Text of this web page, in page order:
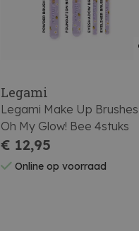
Legami
Legami Make Up Brushes
Oh My Glow! Bee 4stuks
€ 12,95
Online op voorraad